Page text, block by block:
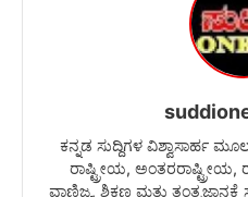
ಕನ್ನಡ ಸುದ್ದಿಗಳ ವಿಶ್ವಾಸಾರ್ಹ
ರಾಷ್ಟ್ರೀಯ,
ವಾಣಿಜ್ಯ, ಶಿಕ್ಷಣ ಮತ್ತು